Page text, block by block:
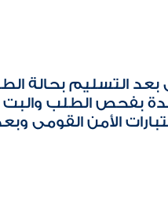
التسليم بحالة
بفحص الطلب
الأمن القومى